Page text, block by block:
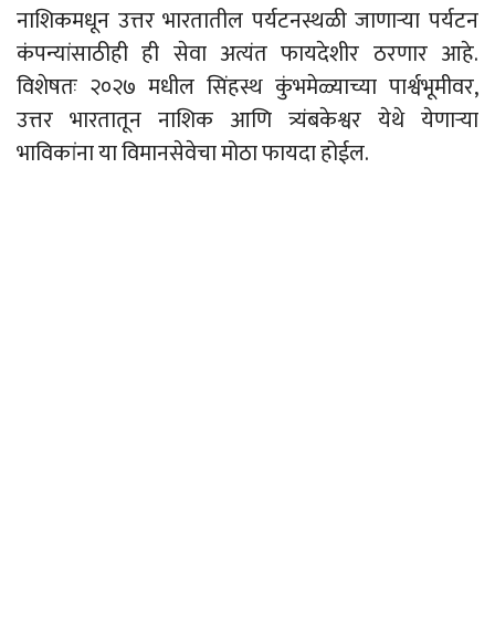
नाशिकमधून उत्तर भारतातील पर्यटनस्थळी जाणाऱ्या पर्यटन
कंपन्यांसाठीही ही सेवा अत्यंत फायदेशीर ठरणार आहे.
विशेषतः २०२७ मधील सिंहस्थ कुंभमेळ्याच्या पार्श्वभूमीवर,
उत्तर भारतातून नाशिक आणि त्र्यंबकेश्वर येथे येणाऱ्या
भाविकांना या विमानसेवेचा मोठा फायदा होईल.